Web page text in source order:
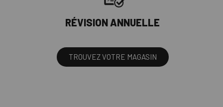
RÉVISION ANNUELLE
TROUVEZ VOTRE MAGASIN